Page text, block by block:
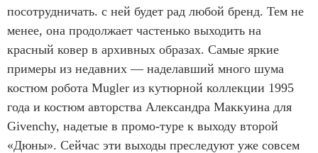
посотрудничать. с ней будет рад любой бренд. Тем не
менее, она продолжает частенько выходить на
красный ковер в архивных образах. Самые яркие
примеры из недавних — наделавший много шума
костюм робота Mugler из кутюрной коллекции 1995
года и костюм авторства Александра Маккуина для
Givenchy, надетые в промо-туре к выходу второй
«Дюны». Сейчас эти выходы преследуют уже совсем